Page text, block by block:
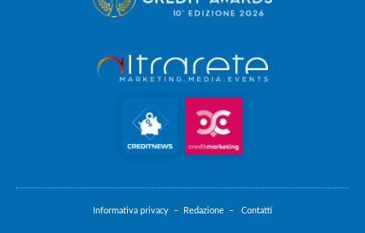
Informativa privacy – Redazione – Contatti